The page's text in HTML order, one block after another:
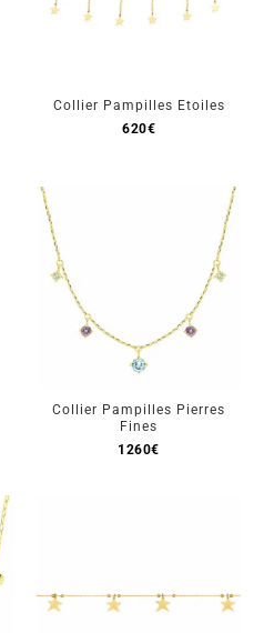
Collier Pampilles Etoiles
620€
Collier Pampilles Pierres
Fines
1260€